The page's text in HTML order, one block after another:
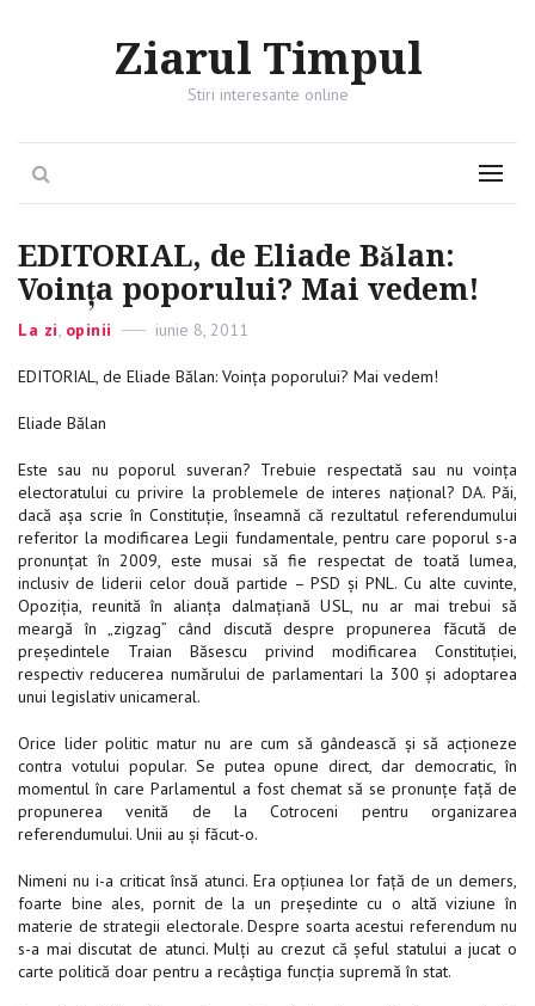
Ziarul Timpul
Stiri interesante online
Menu
EDITORIAL, de Eliade Bălan:
Voința poporului? Mai vedem!
Categories
La zi, opinii
Posted
iunie 8, 2011
EDITORIAL, de Eliade Bălan: Voința poporului? Mai vedem!
Eliade Bălan
Este sau nu poporul suveran? Trebuie respectată sau nu voința
electoratului cu privire la problemele de interes național? DA. Păi,
dacă așa scrie în Constituție, înseamnă că rezultatul referendumului
referitor la modificarea Legii fundamentale, pentru care poporul s-a
pronunțat în 2009, este musai să fie respectat de toată lumea,
inclusiv de liderii celor două partide – PSD și PNL. Cu alte cuvinte,
Opoziția, reunită în alianța dalmațiană USL, nu ar mai trebui să
meargă în „zigzag” când discută despre propunerea făcută de
președintele Traian Băsescu privind modificarea Constituției,
respectiv reducerea numărului de parlamentari la 300 și adoptarea
unui legislativ unicameral.
Orice lider politic matur nu are cum să gândească și să acționeze
contra votului popular. Se putea opune direct, dar democratic, în
momentul în care Parlamentul a fost chemat să se pronunțe faţă de
propunerea venită de la Cotroceni pentru organizarea
referendumului. Unii au și făcut-o.
Nimeni nu i-a criticat însă atunci. Era opțiunea lor față de un demers,
foarte bine ales, pornit de la un președinte cu o altă viziune în
materie de strategii electorale. Despre soarta acestui referendum nu
s-a mai discutat de atunci. Mulți au crezut că șeful statului a jucat o
carte politică doar pentru a recâștiga funcția supremă în stat.